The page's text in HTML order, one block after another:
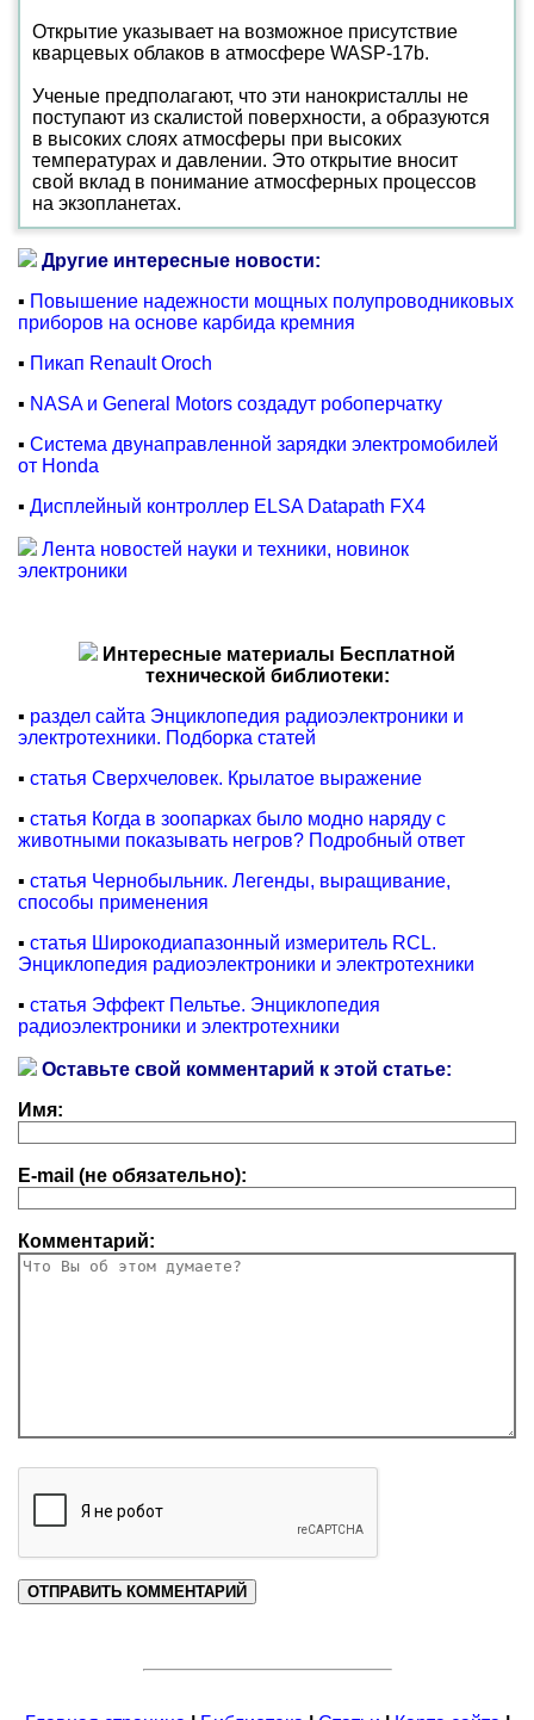
Открытие указывает на возможное присутствие
кварцевых облаков в атмосфере WASP-17b.
Ученые предполагают, что эти нанокристаллы не
поступают из скалистой поверхности, а образуются
в высоких слоях атмосферы при высоких
температурах и давлении. Это открытие вносит
свой вклад в понимание атмосферных процессов
на экзопланетах.
Другие интересные новости:
▪ Повышение надежности мощных полупроводниковых
приборов на основе карбида кремния
▪ Пикап Renault Oroch
▪ NASA и General Motors создадут робоперчатку
▪ Система двунаправленной зарядки электромобилей
от Honda
▪ Дисплейный контроллер ELSA Datapath FX4
Лента новостей науки и техники, новинок
электроники
Интересные материалы Бесплатной
технической библиотеки:
▪ раздел сайта Энциклопедия радиоэлектроники и
электротехники. Подборка статей
▪ статья Сверхчеловек. Крылатое выражение
▪ статья Когда в зоопарках было модно наряду с
животными показывать негров? Подробный ответ
▪ статья Чернобыльник. Легенды, выращивание,
способы применения
▪ статья Широкодиапазонный измеритель RCL.
Энциклопедия радиоэлектроники и электротехники
▪ статья Эффект Пельтье. Энциклопедия
радиоэлектроники и электротехники
Оставьте свой комментарий к этой статье:
Имя:
E-mail (не обязательно):
Комментарий: